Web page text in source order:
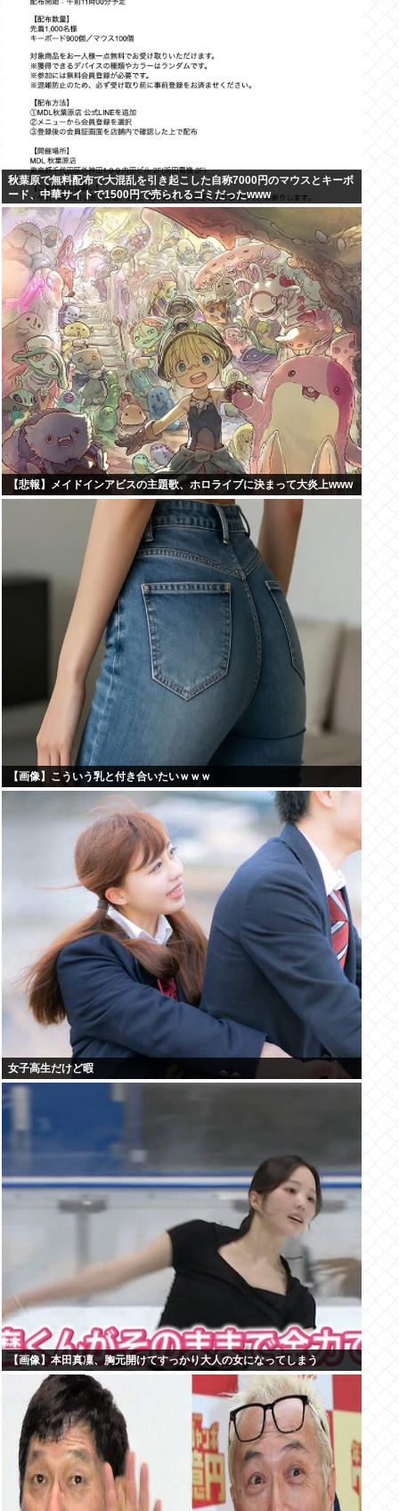
秋葉原で無料配布で大混乱を引き起こした自称7000円のマウスとキーボ
ード、中華サイトで1500円で売られるゴミだったwww
【悲報】メイドインアビスの主題歌、ホロライブに決まって大炎上www
【画像】こういう乳と付き合いたいｗｗｗ
女子高生だけど暇
【画像】本田真凜、胸元開けてすっかり大人の女になってしまう